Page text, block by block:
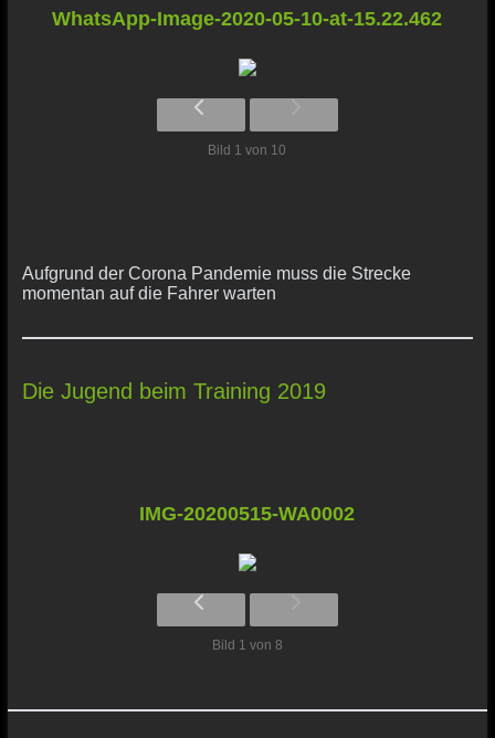
WhatsApp-Image-2020-05-10-at-15.22.462
Bild 1 von 10
Aufgrund der Corona Pandemie muss die Strecke
momentan auf die Fahrer warten
Die Jugend beim Training 2019
IMG-20200515-WA0002
Bild 1 von 8